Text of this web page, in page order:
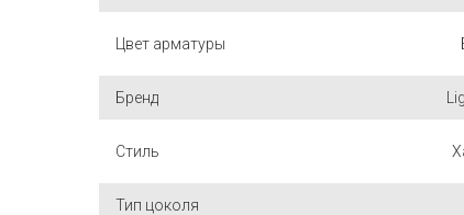
Цвет арматуры
Бренд
Стиль
Тип цоколя